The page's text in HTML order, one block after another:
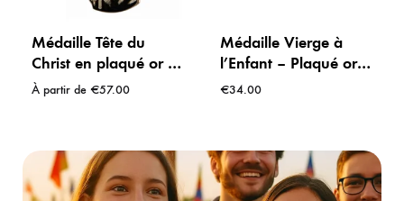
Médaille Tête du
Christ en plaqué or –
Symbole de
Lourdes
À partir de €57.00
Médaille Vierge à
l’Enfant – Plaqué or
24 carats – 15 mm –
€34.00